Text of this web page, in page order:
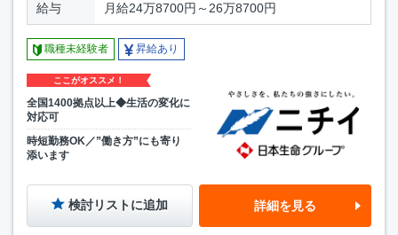
給与 月給24万8700円～26万8700円
職種未経験者 昇給あり
ここがオススメ！
全国1400拠点以上◆生活の変化に
対応可
時短勤務OK／”働き方”にも寄り
添います
検討リストに追加 詳細を見る